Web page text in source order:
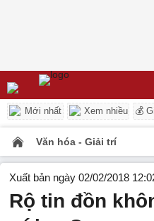
Mới nhất Xem nhiều 💰
Văn hóa - Giải trí
Xuất bản ngày 02/02/2018
Rộ tin đồn